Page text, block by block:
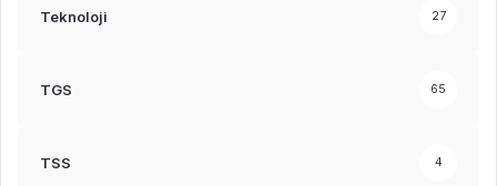
Teknoloji 27
TGS 65
TSS 4